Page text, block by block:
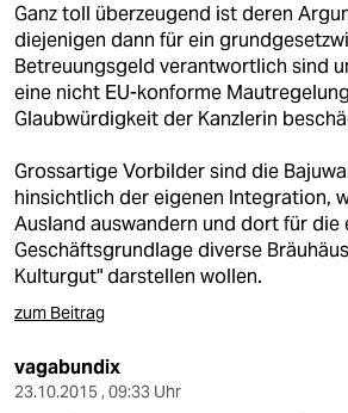
Ganz toll überzeugend ist deren
diejenigen dann für ein
Betreuungsgeld verantwortlich sind
eine nicht EU-konforme
Glaubwürdigkeit der Kanzlerin
Grossartige Vorbilder sind die
hinsichtlich der eigenen Integration,
Ausland auswandern und dort für die
Geschäftsgrundlage diverse
Kulturgut" darstellen wollen.
zum Beitrag
vagabundix
23.10.2015 , 09:33 Uhr